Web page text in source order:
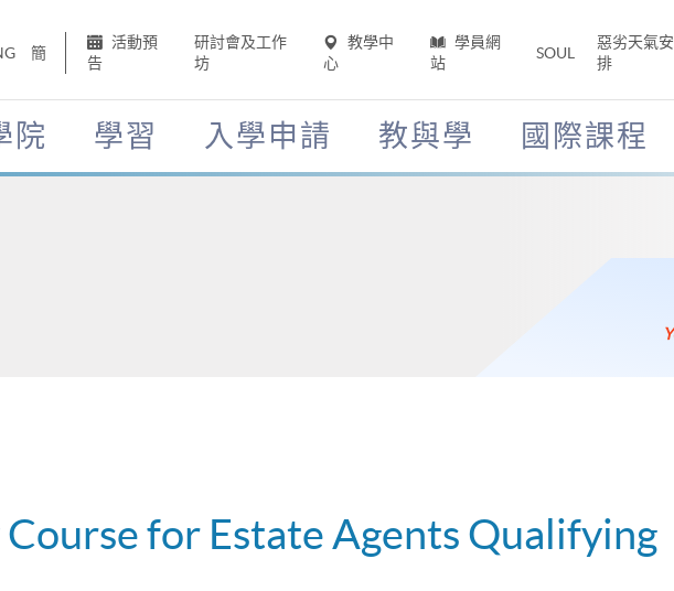
簡
活動預
告
研討會及工作
坊
教學中
心
學員網
站
SOUL
惡劣天氣安
排
院 學習 入學申請 教與學 國際課程
for Estate Agents Qualifying